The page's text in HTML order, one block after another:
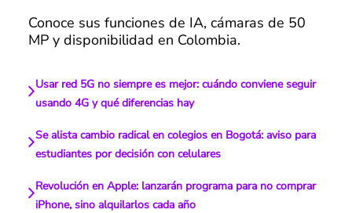
Conoce sus funciones de IA, cámaras de 50
MP y disponibilidad en Colombia.
Usar red 5G no siempre es mejor: cuándo conviene seguir
usando 4G y qué diferencias hay
Se alista cambio radical en colegios en Bogotá: aviso para
estudiantes por decisión con celulares
Revolución en Apple: lanzarán programa para no comprar
iPhone, sino alquilarlos cada año